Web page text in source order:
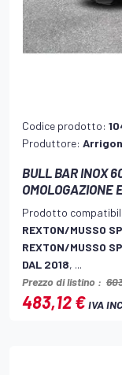
Codice prodotto:
Produttore:
BULL BAR INOX
OMOLOGAZIONE
Prodotto
REXTON/MUSSO
REXTON/MUSSO
DAL 2018, ...
Prezzo di listino :
483,12 €IVA